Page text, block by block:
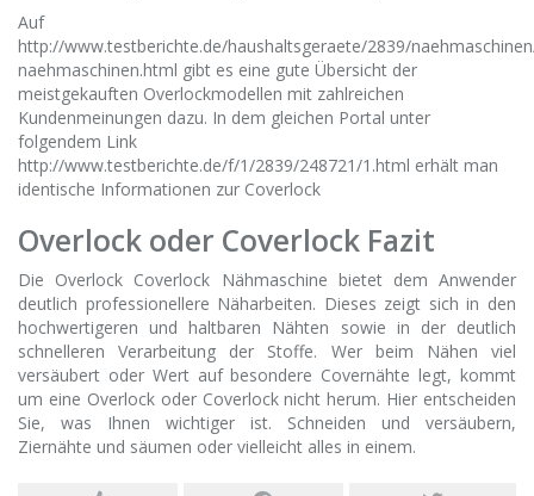
Auf
http://www.testberichte.de/haushaltsgeraete/2839/
naehmaschinen.html gibt es eine gute Übersicht der
meistgekauften Overlockmodellen mit zahlreichen
Kundenmeinungen dazu. In dem gleichen Portal unter
folgendem Link
http://www.testberichte.de/f/1/2839/248721/1.html erhält man
identische Informationen zur Coverlock
Overlock oder Coverlock Fazit
Die Overlock Coverlock Nähmaschine bietet dem Anwender
deutlich professionellere Näharbeiten. Dieses zeigt sich in den
hochwertigeren und haltbaren Nähten sowie in der deutlich
schnelleren Verarbeitung der Stoffe. Wer beim Nähen viel
versäubert oder Wert auf besondere Covernähte legt, kommt
um eine Overlock oder Coverlock nicht herum. Hier entscheiden
Sie, was Ihnen wichtiger ist. Schneiden und versäubern,
Ziernähte und säumen oder vielleicht alles in einem.